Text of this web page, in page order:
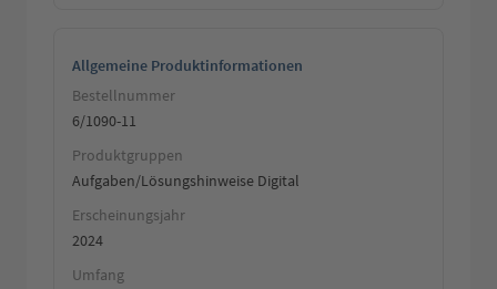
Allgemeine Produktinformationen
Bestellnummer
6/1090-11
Produktgruppen
Aufgaben/Lösungshinweise Digital
Erscheinungsjahr
2024
Umfang